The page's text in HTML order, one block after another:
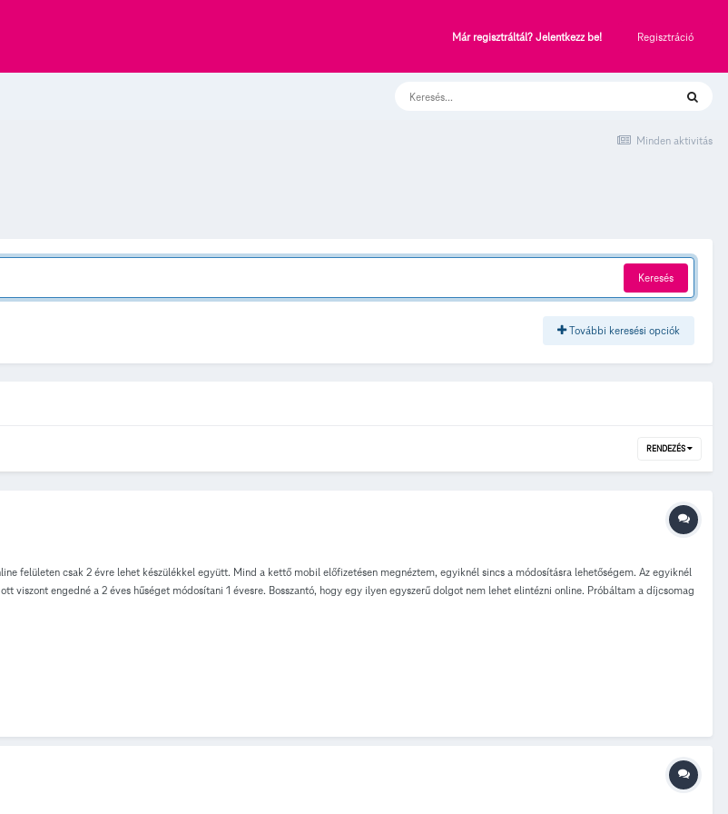
Már regisztráltál? Jelentkezz be! Regisztráció
Minden aktivitás
Keresés
További keresési opciók
RENDEZÉS
felületen csak 2 évre lehet készülékkel együtt. Mind a kettő mobil előfizetésen megnéztem, egyiknél sincs a módosításra lehetőségem. Az egyiknél
viszont engedné a 2 éves hűséget módosítani 1 évesre. Bosszantó, hogy egy ilyen egyszerű dolgot nem lehet elintézni online. Próbáltam a díjcsomag